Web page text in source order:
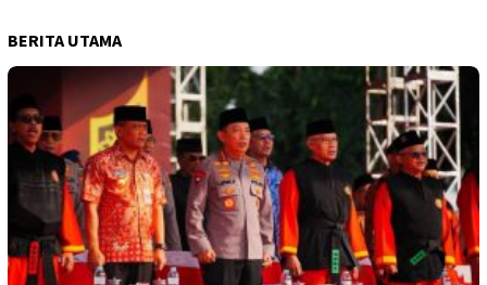
BERITA UTAMA